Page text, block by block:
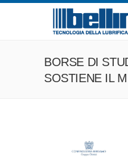
BORSE DI
SOSTIENE IL